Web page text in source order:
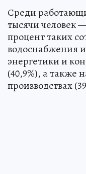
Среди
тысячи
процент таких
водоснабжения
энергетики и
(40,9%), а также
производствах